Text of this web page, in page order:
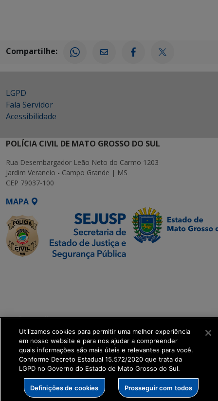
Compartilhe:
LGPD
Fala Servidor
Acessibilidade
POLÍCIA CIVIL DE MATO GROSSO DO SUL
Rua Desembargador Leão Neto do Carmo 1203
Jardim Veraneio - Campo Grande | MS
CEP 79037-100
MAPA
get_footer();
Utilizamos cookies para permitir uma melhor experiência
em nosso website e para nos ajudar a compreender
quais informações são mais úteis e relevantes para você.
Conforme Decreto Estadual 15.572/2020 que trata da
LGPD no Governo do Estado de Mato Grosso do Sul.
Definições de cookies Prosseguir com todos